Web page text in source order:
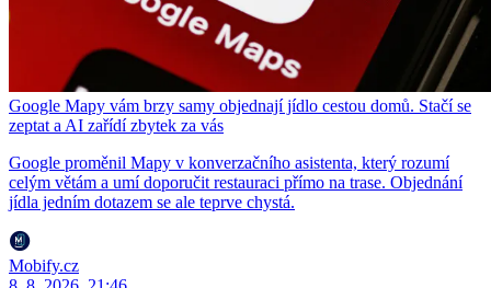
Google Mapy vám brzy samy objednají jídlo cestou domů. Stačí se
zeptat a AI zařídí zbytek za vás
Google proměnil Mapy v konverzačního asistenta, který rozumí
celým větám a umí doporučit restauraci přímo na trase. Objednání
jídla jedním dotazem se ale teprve chystá.
Mobify.cz